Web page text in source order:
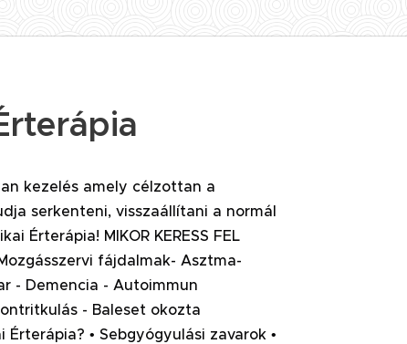
kezelés amely célzottan a
serkenteni, visszaállítani a normál
Érterápia! MIKOR KERESS FEL
fájdalmak- Asztma-
- Demencia - Autoimmun
- Baleset okozta
Érterápia? • Sebgyógyulási zavarok •